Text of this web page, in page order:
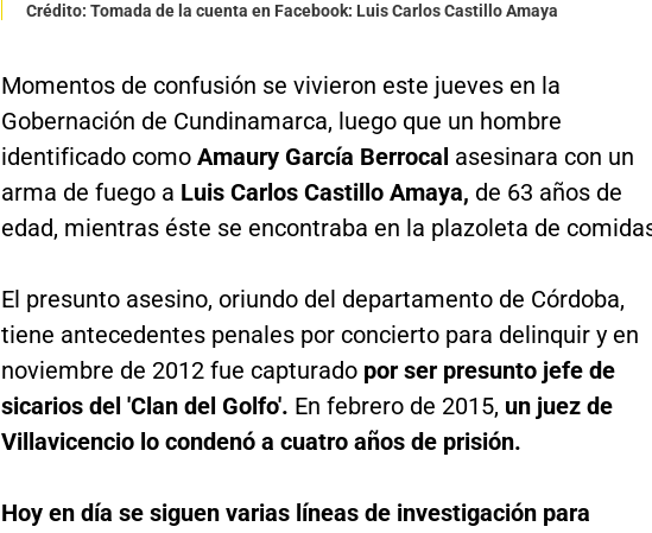
Crédito: Tomada de la cuenta en Facebook: Luis Carlos Castillo Amaya
Momentos de confusión se vivieron este jueves en la
Gobernación de Cundinamarca, luego que un hombre
identificado comoAmaury García Berrocal asesinara con un
arma de fuego a Luis Carlos Castillo Amaya, de 63 años de
edad, mientras éste se encontraba en la plazoleta de
El presunto asesino, oriundo del departamento de Córdoba,
tiene antecedentes penales por concierto para delinquir y en
noviembre de 2012 fue capturado por ser presunto jefe de
sicarios del 'Clan del Golfo'. En febrero de 2015, un juez de
Villavicencio lo condenó a cuatro años de prisión.
Hoy en día se siguen varias líneas de investigación para